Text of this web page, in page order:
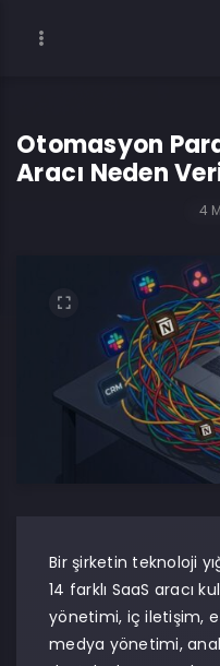
Otomasyon
Aracı Neden
4
Bir şirketin teknoloji
14 farklı SaaS aracı
yönetimi, iç iletişim,
medya yönetimi,